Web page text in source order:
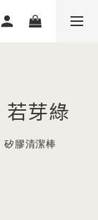
芽綠
矽膠清潔棒